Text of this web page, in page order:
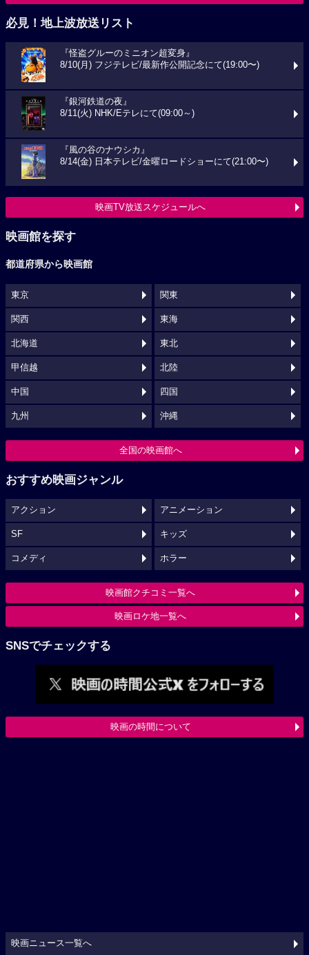
必見！地上波放送リスト
『怪盗グルーのミニオン超変身』
8/10(月) フジテレビ/最新作公開記念にて(19:00〜)
『銀河鉄道の夜』
8/11(火) NHK/Eテレにて(09:00～)
『風の谷のナウシカ』
8/14(金) 日本テレビ/金曜ロードショーにて(21:00〜)
映画TV放送スケジュールへ
映画館を探す
都道府県から映画館
東京 関東
関西 東海
北海道 東北
甲信越 北陸
中国 四国
九州 沖縄
全国の映画館へ
おすすめ映画ジャンル
アクション アニメーション
SF キッズ
コメディ ホラー
映画館クチコミ一覧へ
映画ロケ地一覧へ
SNSでチェックする
映画の時間について
映画ニュース一覧へ